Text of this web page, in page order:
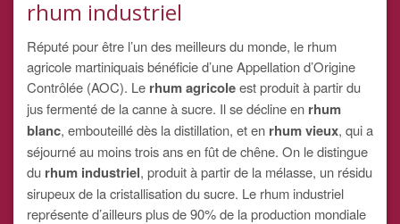
rhum industriel
Réputé pour être l’un des meilleurs du monde, le rhum
agricole martiniquais bénéficie d’une Appellation d’Origine
Contrôlée (AOC). Le rhum agricoleest produit à partir du
jus fermenté de la canne à sucre. Il se décline en rhum
blanc, embouteillé dès la distillation, et en rhum vieux, qui a
séjourné au moins trois ans en fût de chêne. On le distingue
du rhum industriel, produit à partir de la mélasse, un résidu
sirupeux de la cristallisation du sucre. Le rhum industriel
représente d’ailleurs plus de 90% de la production mondiale